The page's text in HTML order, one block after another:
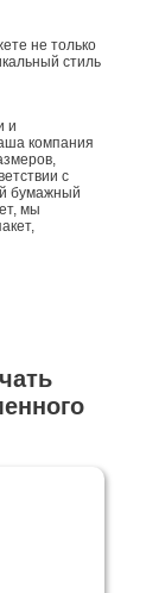
не только
стиль
и
компания
с
бумажный
мы